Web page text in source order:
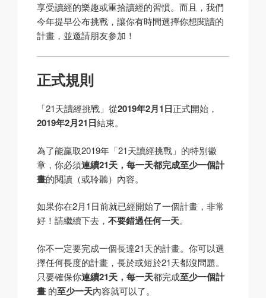
享受讀經的樂趣或重拾讀經的習慣。而且，我們
今年提早公布挑戰，讓你有時間選擇你想閱讀的
計畫，並邀請朋友参加！
正式規則
「21天讀經挑戰」從2019年2月1日正式開始，
2019年2月21日結束。
為了能贏取2019年「21天讀經挑戰」的特別徽
章，你必須連續21天，每一天都完成至少一個計
畫的閱讀（或聆聽）內容。
如果你在2月1日前就已經開始了一個計畫，非常
好！請繼續下去， 不要錯過任何一天。
你不一定要完成一個長達21天的計畫。你可以選
擇任何長度的計畫，長於或短於21天都沒問題。
只要確保你連續21天，每一天都完成至少一個計
畫 的至少一天內容就可以了。